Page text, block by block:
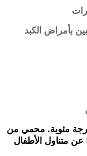
بأمراض الكبد
في درجة حرارة أقل من 25 درجة مئوية. محمي من
عن متناول الأطفال